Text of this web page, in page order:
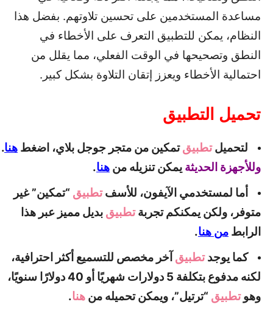
مساعدة المستخدمين على تحسين تلاوتهم. بفضل هذا
النظام، يمكن للتطبيق التعرف على الأخطاء في
النطق وتصحيحها في الوقت الفعلي، مما يقلل من
احتمالية الأخطاء ويعزز إتقان التلاوة بشكل كبير.
تحميل التطبيق
لتحميلتطبيقتمكين من متجر جوجل بلاي، اضغط هنا.
وللأجهزة الحديثة يمكن تنزيله من هنا.
أما لمستخدمي الآيفون، للأسفتطبيق “تمكين” غير
متوفر، ولكن يمكنكم تجربةتطبيق بديل مميز عبر هذا
الرابط من هنا.
كما يوجدتطبيق آخر مخصص للتسميع أكثر احترافية،
لكنه مدفوع بتكلفة 5 دولارات شهريًا أو 40 دولارًا سنويًا،
وهوتطبيق “ترتيل”، ويمكن تحميله من هنا.